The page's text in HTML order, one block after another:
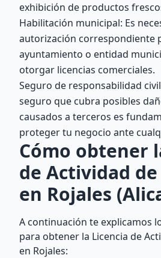
exhibición de productos
Habilitación municipal: Es
autorización correspondiente
ayuntamiento o entidad
otorgar licencias comerciales.
Seguro de responsabilidad
seguro que cubra posibles
causados a terceros es
proteger tu negocio ante
Cómo obtener
de Actividad
en Rojales
A continuación te explicamos
para obtener la Licencia de
en Rojales: